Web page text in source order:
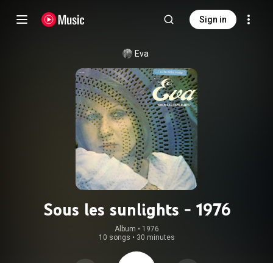
Sign in
Eva
Sous les sunlights - 1976
Album • 1976
10 songs • 30 minutes